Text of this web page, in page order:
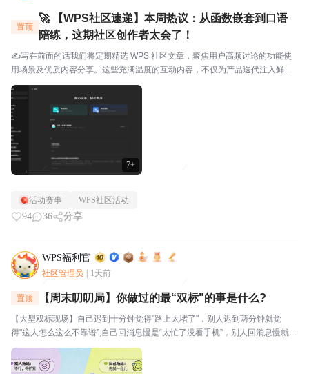
7+
置顶
🚀 【WPS社区速递】本周热议：从函数嵌套到口语
陪练，这期社区创作者太会了！
✍️写在前面的话我们将定期精选 WPS 社区文章，聚焦用户高频讨论的功能使
用场景及优质内容分享。这些充满温度的互动内容，不仅为产品迭代注入鲜活
灵感，更搭建起官方与用户的双向沟通桥梁，每一份分享都值得被看见与珍
视。⭐关于WPS社区WPS社区（bbs.wps....
活动赛事 WPS社区活动
94 36 分享
WPS福利官
社区管理员 1天前
置顶 【周末叨叨局】你做过的最“双标"的事是什么?
【大型双标现场】自己迟到十分钟觉得"路上太堵了"，别人迟到两分钟就觉
得"这人怎么这么不靠谱”;自己回消息慢是“太忙了没看手机”，别人回消息慢就是
“故意不回我吧”🔥玩法："我对自己___________,但对别人__________。我就
是这么双标。评论区坦...